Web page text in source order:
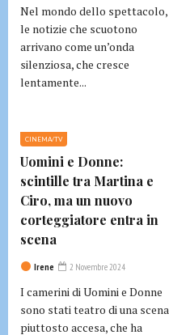
Nel mondo dello spettacolo,
le notizie che scuotono
arrivano come un’onda
silenziosa, che cresce
lentamente...
CINEMA/TV
Uomini e Donne:
scintille tra Martina e
Ciro, ma un nuovo
corteggiatore entra in
scena
Irene 2 Novembre 2024
I camerini di Uomini e Donne
sono stati teatro di una scena
piuttosto accesa, che ha